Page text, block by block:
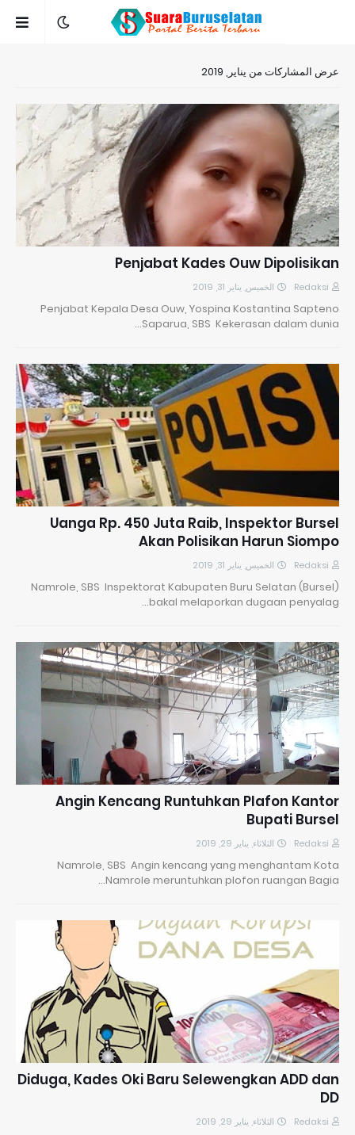
عرض المشاركات من يناير, 2019
Penjabat Kades Ouw Dipolisikan
Redaksi الخميس, يناير 31, 2019
Penjabat Kepala Desa Ouw, Yospina Kostantina Sapteno
Saparua, SBS Kekerasan dalam dunia…
Uanga Rp. 450 Juta Raib, Inspektor Bursel
Akan Polisikan Harun Siompo
Redaksi الخميس, يناير 31, 2019
Namrole, SBS Inspektorat Kabupaten Buru Selatan (Bursel)
bakal melaporkan dugaan penyalag…
Angin Kencang Runtuhkan Plafon Kantor
Bupati Bursel
Redaksi الثلاثاء, يناير 29, 2019
Namrole, SBS Angin kencang yang menghantam Kota
Namrole meruntuhkan plofon ruangan Bagia…
Diduga, Kades Oki Baru Selewengkan ADD dan
DD
Redaksi الثلاثاء, يناير 29, 2019